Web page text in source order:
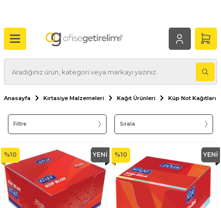
Anasayfa Kırtasiye Malzemeleri Kağıt Ürünleri Küp Not Kağıtları
Filtre Sırala
%10 YENI %10 YENI